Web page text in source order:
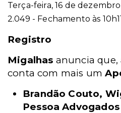
Terça-feira, 16 de
2.049 - Fechamento às
Registro
Migalhas anuncia que,
conta com mais um
Brandão Couto,
Pessoa Advogados